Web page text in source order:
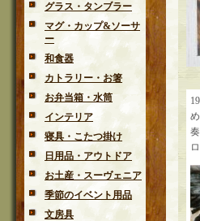
グラス・タンブラー
マグ・カップ&ソーサ
ー
和食器
カトラリー・お箸
お弁当箱・水筒
インテリア
寝具・こたつ掛け
日用品・アウトドア
お土産・スーヴェニア
季節のイベント用品
文房具